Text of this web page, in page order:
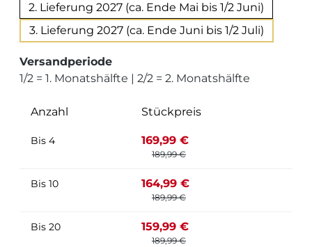
2. Lieferung 2027 (ca. Ende Mai bis 1/2 Juni)
3. Lieferung 2027 (ca. Ende Juni bis 1/2 Juli)
Versandperiode
1/2 = 1. Monatshälfte | 2/2 = 2. Monatshälfte
Anzahl Stückpreis
Bis 4 169,99 €
189,99 €
Bis 10 164,99 €
189,99 €
Bis 20 159,99 €
189,99 €